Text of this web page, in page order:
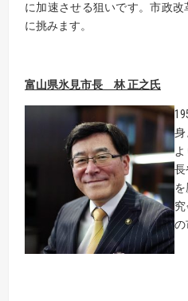
に加速させる狙いです。市政
に挑みます。
富山県氷見市長 林 正之氏
身
長
の